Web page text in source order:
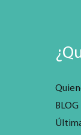
BLOG